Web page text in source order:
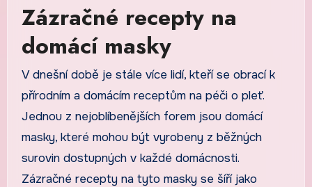
Zázračné recepty na
domácí masky
V dnešní době je stále více lidí, kteří se obrací k
přírodním a domácím receptům na péči o pleť.
Jednou z nejoblíbenějších forem jsou domácí
masky, které mohou být vyrobeny z běžných
surovin dostupných v každé domácnosti.
Zázračné recepty na tyto masky se šíří jako